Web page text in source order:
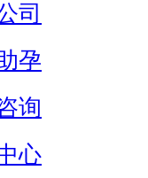
司
孕
询
心